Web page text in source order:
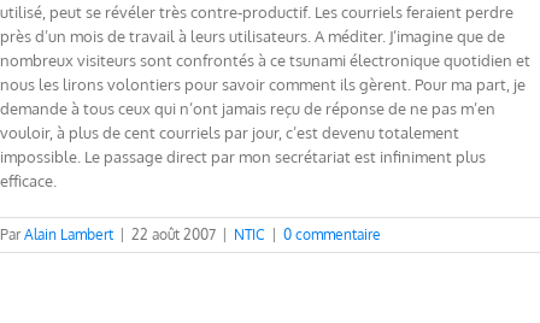
utilisé, peut se révéler très contre-productif. Les courriels feraient perdre
près d’un mois de travail à leurs utilisateurs. A méditer. J’imagine que de
nombreux visiteurs sont confrontés à ce tsunami électronique quotidien et
nous les lirons volontiers pour savoir comment ils gèrent. Pour ma part, je
demande à tous ceux qui n’ont jamais reçu de réponse de ne pas m’en
vouloir, à plus de cent courriels par jour, c’est devenu totalement
impossible. Le passage direct par mon secrétariat est infiniment plus
efficace.
ParAlain Lambert 22 août 2007 NTIC 0 commentaire